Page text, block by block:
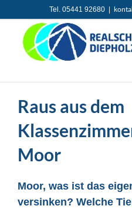
Inhalt
springen
Tel. 05441 92680
Raus aus dem
Moor
Moor, was ist das
versinken? Welche